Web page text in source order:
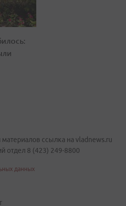
ссылка на vladnews.ru
отдел 8 (423) 249-8800
данных